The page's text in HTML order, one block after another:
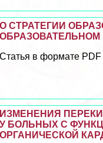
О СТРАТЕГИИ
Статья в формате PDF
ИЗМЕНЕНИЯ
У БОЛЬНЫХ С
ОРГАНИЧЕСКОЙ